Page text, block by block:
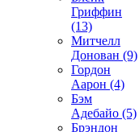
Гриффин
(13)
Митчелл
Донован (9)
Гордон
Аарон (4)
Бэм
Адебайо (5)
Брэндон